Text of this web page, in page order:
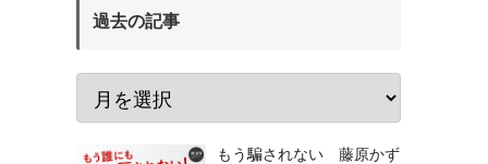
過去の記事
もう騙されない 藤原かず